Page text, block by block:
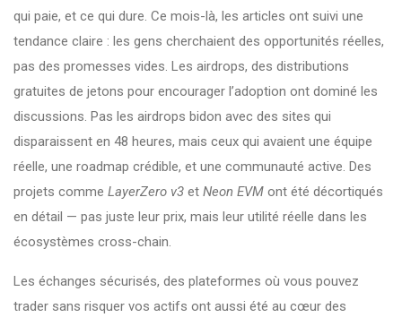
qui paie, et ce qui dure. Ce mois-là, les articles ont suivi une
tendance claire : les gens cherchaient des opportunités réelles,
pas des promesses vides. Les airdrops, des distributions
gratuites de jetons pour encourager l’adoption ont dominé les
discussions. Pas les airdrops bidon avec des sites qui
disparaissent en 48 heures, mais ceux qui avaient une équipe
réelle, une roadmap crédible, et une communauté active. Des
projets comme LayerZero v3 et Neon EVM ont été décortiqués
en détail — pas juste leur prix, mais leur utilité réelle dans les
écosystèmes cross-chain.
Les échanges sécurisés, des plateformes où vous pouvez
trader sans risquer vos actifs ont aussi été au cœur des